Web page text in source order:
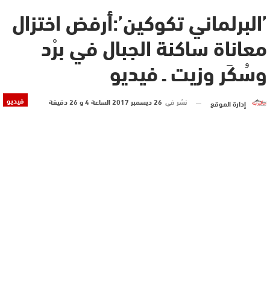
’البرلماني تكوكين’:أرفض اختزال
معاناة ساكنة الجبال في برْد
وسُكَر وزيت ـ فيديو
فيديو إدارة الموقع نشر في 26 ديسمبر 2017 الساعة 4 و 26 دقيقة